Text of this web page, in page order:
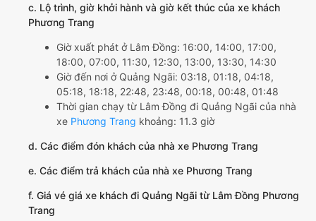
c. Lộ trình, giờ khởi hành và giờ kết thúc của xe khách
Phương Trang
Giờ xuất phát ở Lâm Đồng: 16:00, 14:00, 17:00,
18:00, 07:00, 11:30, 12:30, 13:00, 13:30, 14:30
Giờ đến nơi ở Quảng Ngãi: 03:18, 01:18, 04:18,
05:18, 18:18, 22:48, 23:48, 00:18, 00:48, 01:48
Thời gian chạy từ Lâm Đồng đi Quảng Ngãi của nhà
xe Phương Trang khoảng: 11.3 giờ
d. Các điểm đón khách của nhà xe Phương Trang
e. Các điểm trả khách của nhà xe Phương Trang
f. Giá vé giá xe khách đi Quảng Ngãi từ Lâm Đồng Phương
Trang